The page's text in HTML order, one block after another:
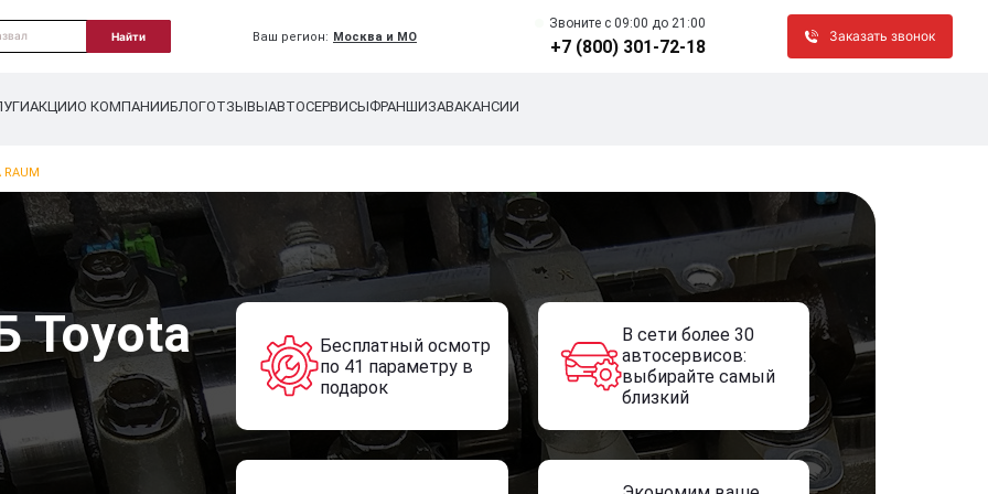
Найти Ваш регион: Москва и МО
Звоните c 09:00 до 21:00
+7 (800) 301-72-18
Заказать звонок
АКЦИИО КОМПАНИИБЛОГОТЗЫВЫАВТОСЕРВИСЫФРАНШИЗАВАКАНСИИ
Toyota
Бесплатный осмотр
по 41 параметру в
подарок
В сети более 30
автосервисов:
выбирайте самый
близкий